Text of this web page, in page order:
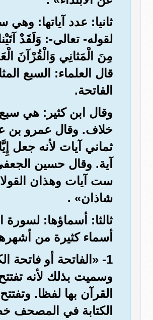
ثانيا: عدد آياتها: وهي
لقوله- تعالى-: وَلَقَدْ
مِنَ الْمَثانِي وَالْقُرْآنَ
قال العلماء: السبع
الفاتحة.
وقال ابن كثير: هي سبع
خلاف. وقال عمرو بن
ثماني آيات لأنه جعل
آية. وقال حسين
ست آيات وهذان
شاذان» .
ثالثا: أسماؤها: لسورة
أسماء كثيرة من
1- «الفاتحة أو فاتحة
وسميت بذلك لأنه
القرآن بها لفظا.
الكتابة في المصحف